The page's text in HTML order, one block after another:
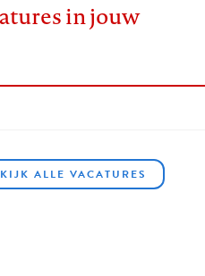
in jouw
ALLE VACATURES